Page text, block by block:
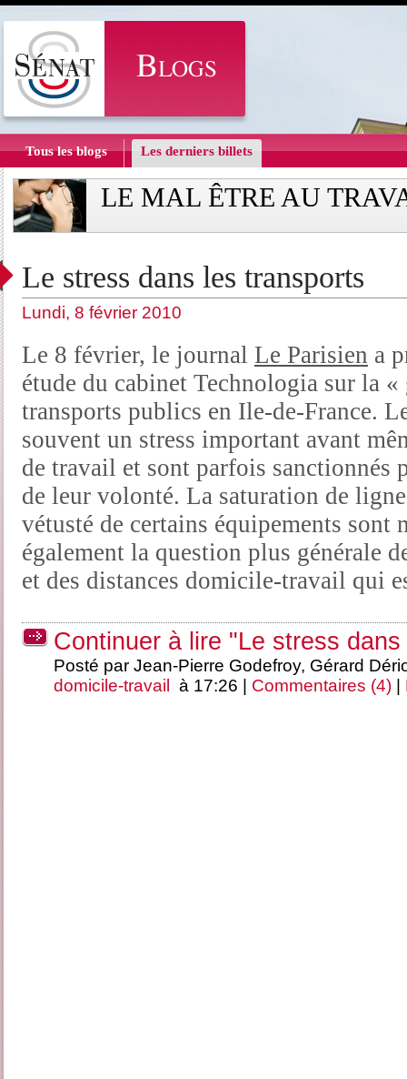
Tous les blogs Les derniers billets
LE MAL ÊTRE AU
Le stress dans les transports
Lundi, 8 février 2010
Le 8 février, le journal Le Parisien a
étude du cabinet Technologia sur la «
transports publics en Ile-de-France.
souvent un stress important avant
de travail et sont parfois sanctionnés
de leur volonté. La saturation de
vétusté de certains équipements sont
également la question plus générale
et des distances domicile-travail qui
Continuer à lire "Le stress
Posté par Jean-Pierre Godefroy, Gérard
domicile-travail
à 17:26 | Commentaires (4)